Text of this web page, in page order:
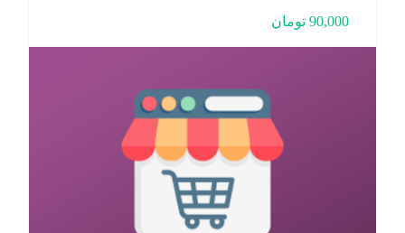
90,000 تومان